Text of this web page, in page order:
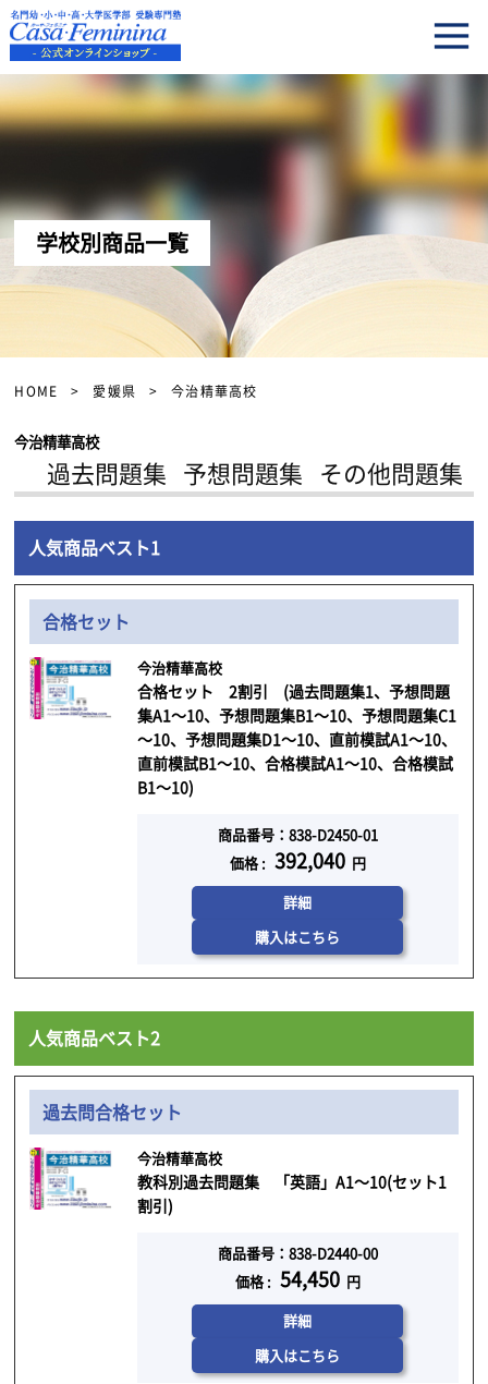
学校別商品一覧
HOME 愛媛県 今治精華高校
今治精華高校
過去問題集 予想問題集 その他問題集
人気商品ベスト1
合格セット
今治精華高校
合格セット 2割引 (過去問題集1、予想問題
集A1～10、予想問題集B1～10、予想問題集C1
～10、予想問題集D1～10、直前模試A1～10、
直前模試B1～10、合格模試A1～10、合格模試
B1～10)
商品番号：838-D2450-01
価格 : 392,040 円
詳細
購入はこちら
人気商品ベスト2
過去問合格セット
今治精華高校
教科別過去問題集 「英語」A1～10(セット1
割引)
商品番号：838-D2440-00
価格 : 54,450 円
詳細
購入はこちら